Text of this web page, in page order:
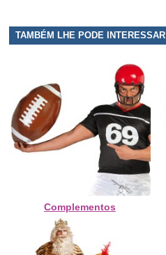
TAMBÉM LHE PODE INTERESSAR
Complementos